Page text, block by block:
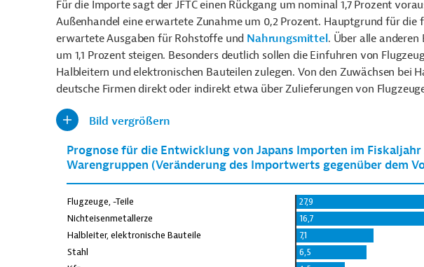
Für die Importe sagt der JFTC einen Rückgang um nominal 1,7 Prozent
Außenhandel eine erwartete Zunahme um 0,2 Prozent. Hauptgrund für die
erwartete Ausgaben für Rohstoffe und Nahrungsmittel. Über alle anderen
um 1,1 Prozent steigen. Besonders deutlich sollen die Einfuhren von
Halbleitern und elektronischen Bauteilen zulegen. Von den Zuwächsen bei
deutsche Firmen direkt oder indirekt etwa über Zulieferungen von
Bild vergrößern